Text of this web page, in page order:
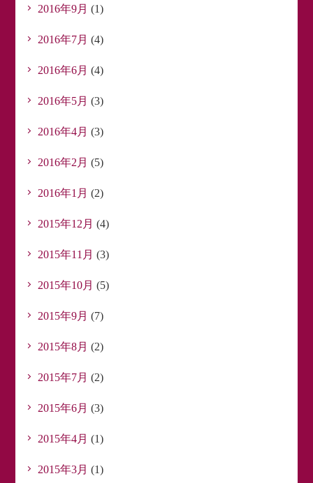
2016年9月 (1)
2016年7月 (4)
2016年6月 (4)
2016年5月 (3)
2016年4月 (3)
2016年2月 (5)
2016年1月 (2)
2015年12月 (4)
2015年11月 (3)
2015年10月 (5)
2015年9月 (7)
2015年8月 (2)
2015年7月 (2)
2015年6月 (3)
2015年4月 (1)
2015年3月 (1)